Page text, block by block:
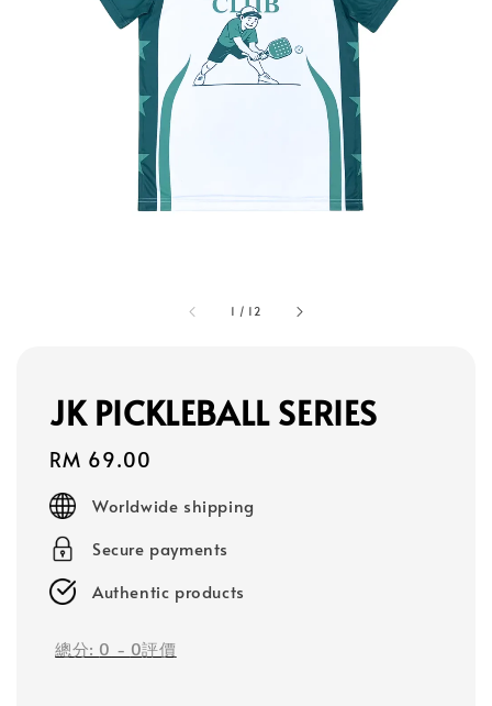
1 / 12
JK PICKLEBALL SERIES
Regular
price
RM 69.00
Worldwide shipping
Secure payments
Authentic products
總分: 0 - 0評價